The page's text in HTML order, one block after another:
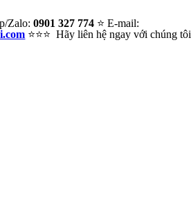
Zalo:0901 327 774 ⭐ E-mail:
⭐⭐⭐ Hãy liên hệ ngay với chúng tôi